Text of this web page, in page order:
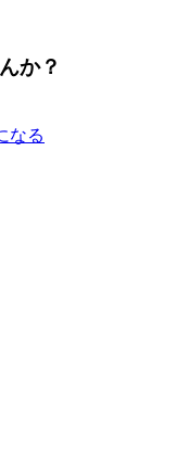
か？
なる